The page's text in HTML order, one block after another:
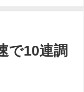
で10連調